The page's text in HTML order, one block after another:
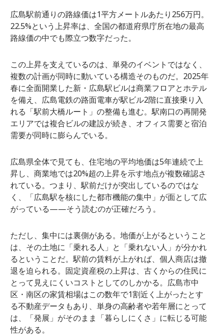
広島駅前通りの路線価は1平方メートルあたり256万円。
22.5%という上昇率は、全国の都道府県庁所在地の最高
路線価の中でも際立つ数字だった。
この上昇を支えているのは、単発のイベントではなく、
複数の計画が同時に動いている構造そのものだ。2025年
春に全面開業した新・広島駅ビルは商業フロアとホテル
を備え、広島電鉄の路面電車が駅ビル2階に直接乗り入
れる「駅前大橋ルート」の整備も進む。駅南口の再開発
エリアでは複合ビルの建設が続き、オフィス需要と宿泊
需要が同時に膨らんでいる。
広島県全体で見ても、住宅地の平均地価は5年連続で上
昇し、商業地では20%超の上昇を示す地点が複数確認さ
れている。つまり、駅前だけが突出しているのではな
く、「広島駅を核にした都市機能の集中」が面として広
がっている——そう読むのが正確だろう。
ただし、集中には裏側がある。地価が上がるということ
は、その土地に「乗れる人」と「乗れない人」が分かれ
るということだ。駅前の賃料が上がれば、個人商店は撤
退を迫られる。固定資産税の上昇は、古くからの住民に
とって見えにくいコストとしてのしかかる。広島市中
区・南区の家賃相場はこの数年で1割近く上がったとす
る不動産データもあり、単身の高齢者や若年層にとって
は、「発展」がそのまま「暮らしにくさ」に転じる可能
性がある。